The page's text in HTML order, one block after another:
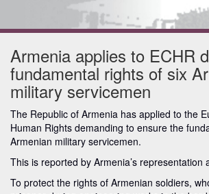
Armenia applies to ECHR
fundamental rights of six
military servicemen
The Republic of Armenia has applied to the
Human Rights demanding to ensure the
Armenian military servicemen.
This is reported by Armenia’s representation
To protect the rights of Armenian soldiers,